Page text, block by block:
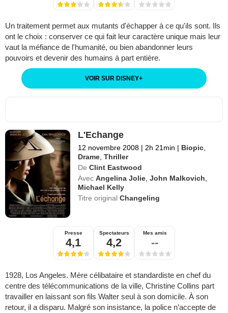
Un traitement permet aux mutants d'échapper à ce qu'ils sont. Ils
ont le choix : conserver ce qui fait leur caractère unique mais leur
vaut la méfiance de l'humanité, ou bien abandonner leurs
pouvoirs et devenir des humains à part entière.
VOIR SUR DISNEY+
L'Echange
12 novembre 2008 | 2h 21min | Biopic
Drame ,Thriller
De Clint Eastwood
Avec Angelina Jolie ,John Malkovich
Michael Kelly
Titre originalChangeling
Presse
4,1
Spectateurs
4,2
Mes amis
--
1928, Los Angeles. Mère célibataire et standardiste en chef du
centre des télécommunications de la ville, Christine Collins part
travailler en laissant son fils Walter seul à son domicile. À son
retour, il a disparu. Malgré son insistance, la police n’accepte de